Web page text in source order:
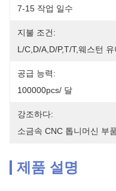
7-15 작업 일수
지불 조건:
L/C,D/A,D/P,T/T,웨스턴 유
공급 능력:
100000pcs/ 달
강조하다:
소금속 CNC 톱니머신 부
제품 설명